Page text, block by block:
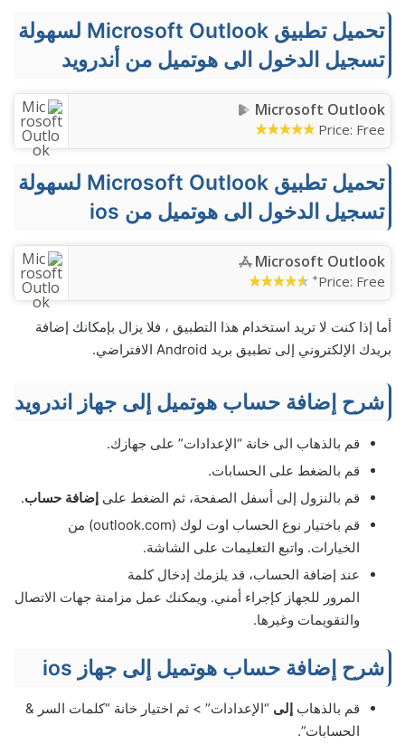
تحميل تطبيق Microsoft Outlook لسهولة
تسجيل الدخول الى هوتميل من أندرويد
Microsoft Outlook
Price: Free
تحميل تطبيق Microsoft Outlook لسهولة
تسجيل الدخول الى هوتميل من ios
Microsoft Outlook
Price: Free
+
أما إذا كنت لا تريد استخدام هذا التطبيق ، فلا يزال بإمكانك إضافة
بريدك الإلكتروني إلى تطبيق بريد Android الافتراضي.
شرح إضافة حساب هوتميل إلى جهاز اندرويد
قم بالذهاب الى خانة “الإعدادات” على جهازك.
قم بالضغط على الحسابات.
قم بالنزول إلى أسفل الصفحة، ثم الضغط على إضافة حساب.
قم باختيار نوع الحساب اوت لوك (outlook.com) من
الخيارات. واتبع التعليمات على الشاشة.
عند إضافة الحساب، قد يلزمك إدخال كلمة
المرور للجهاز كإجراء أمني. ويمكنك عمل مزامنة جهات الاتصال
والتقويمات وغيرها.
شرح إضافة حساب هوتميل إلى جهاز ios
قم بالذهاب إلى “الإعدادات” > ثم اختيار خانة “كلمات السر &
الحسابات”.